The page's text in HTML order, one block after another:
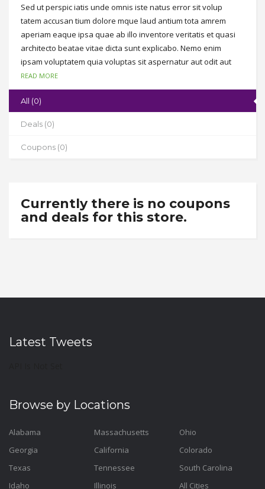
Sed ut perspic iatis unde omnis iste natus error sit volup
tatem accusan tium dolore mque laud antium tota amrem
aperiam eaque ipsa quae ab illo inventore veritatis et quasi
architecto beatae vitae dicta sunt explicabo. Nemo enim
ipsam voluptatem quia voluptas sit aspernatur aut odit aut
fugit, sed quia consequuntur magni dolores eos qui ratione
voluptatem sequi nesciunt. Neque porro quisquam est, qui
dolorem ipsum quia dolor sit amet, consectetur, adipisci velit,
et dolore magnam aliquam quaerat voluptatem.
READ MORE
All (0)
Deals (0)
Coupons (0)
Currently there is no coupons
and deals for this store.
Latest Tweets
Browse by Locations
Alabama
Georgia
Texas
Idaho
Massachusetts
California
Tennessee
Illinois
Ohio
Colorado
South Carolina
All Cities